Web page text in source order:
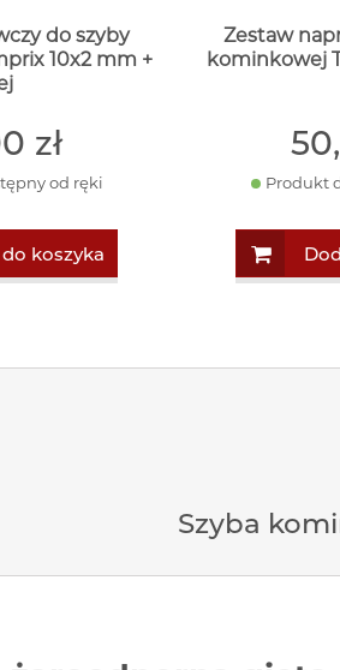
do szyby
10x2 mm +
zł
od ręki
koszyka
Zestaw
kominkowej
50
Produkt
Szyba